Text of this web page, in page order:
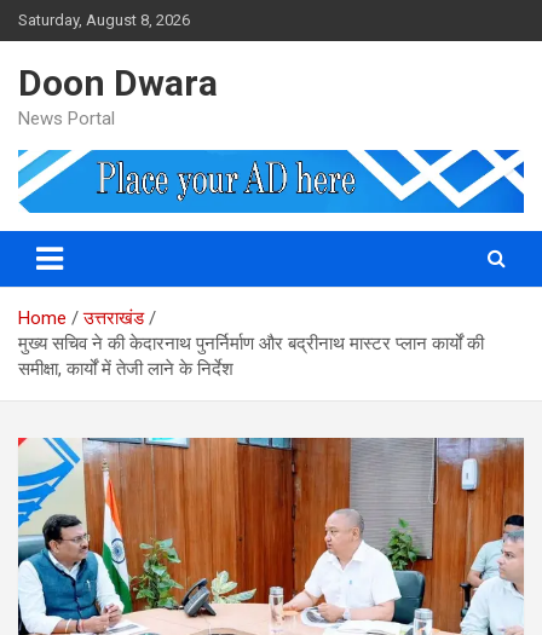
Skip
to
Saturday, August 8, 2026
Doon Dwara
News Portal
Home
उत्तराखंड
​मुख्य सचिव ने की केदारनाथ पुनर्निर्माण और बद्रीनाथ मास्टर प्लान कार्यों की
समीक्षा, कार्यों में तेजी लाने के निर्देश